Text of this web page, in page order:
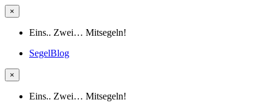
×
Eins.. Zwei… Mitsegeln!
SegelBlog
×
Eins.. Zwei… Mitsegeln!